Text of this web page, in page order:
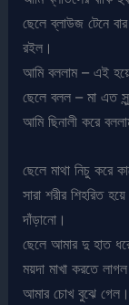
ছেলে ব্লাউজ টেনে
রইল।
আমি বললাম – এই
ছেলে বলল – মা এত
আমি ছিনালী করে
ছেলে মাথা নিচু করে
সারা শরীর শিহরিত
দাঁড়ানো।
ছেলে আমার দু হাত
ময়দা মাখা করতে
আমার চোখ বুঝে গেল।